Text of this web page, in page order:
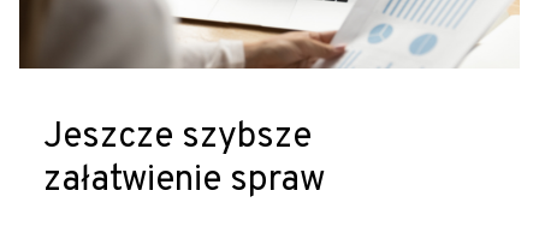
Jeszcze szybsze
załatwienie spraw